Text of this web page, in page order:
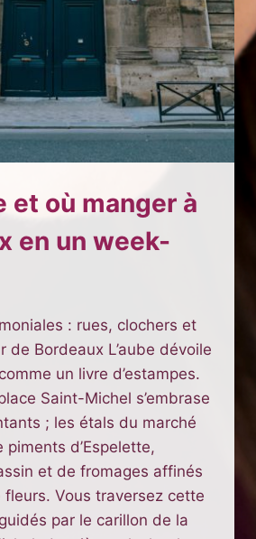
et où manger à
en un week-
: rues, clochers et
Bordeaux L’aube dévoile
un livre d’estampes.
Saint-Michel s’embrase
; les étals du marché
d’Espelette,
et de fromages affinés
fleurs. Vous traversez cette
par le carillon de la